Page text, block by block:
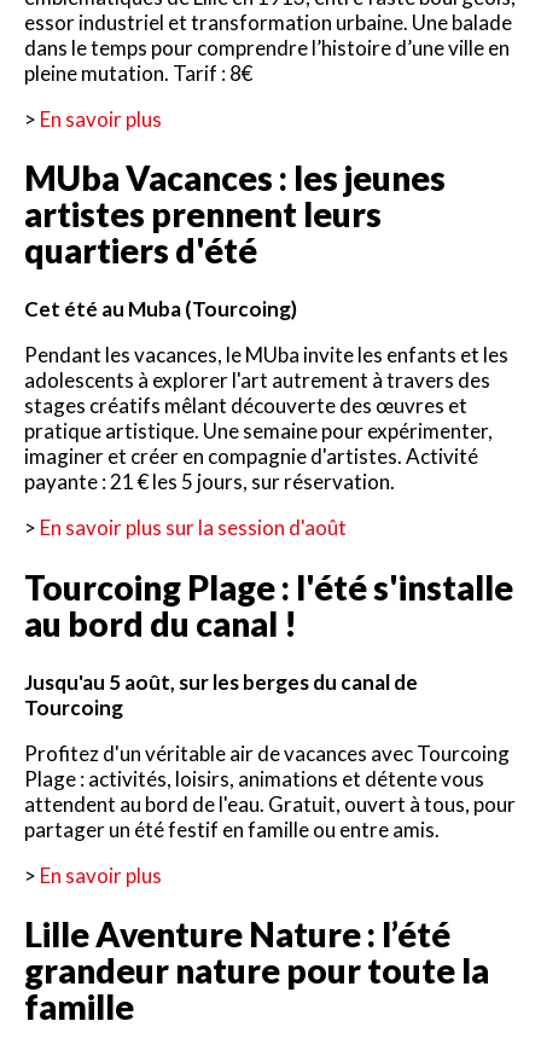
essor industriel et transformation urbaine. Une balade
dans le temps pour comprendre l’histoire d’une ville en
pleine mutation. Tarif : 8€
> En savoir plus
MUba Vacances : les jeunes
artistes prennent leurs
quartiers d'été
Cet été au Muba (Tourcoing)
Pendant les vacances, le MUba invite les enfants et les
adolescents à explorer l'art autrement à travers des
stages créatifs mêlant découverte des œuvres et
pratique artistique. Une semaine pour expérimenter,
imaginer et créer en compagnie d'artistes. Activité
payante : 21 € les 5 jours, sur réservation.
> En savoir plus sur la session d'août
Tourcoing Plage : l'été s'installe
au bord du canal !
Jusqu'au 5 août, sur les berges du canal de
Tourcoing
Profitez d'un véritable air de vacances avec Tourcoing
Plage : activités, loisirs, animations et détente vous
attendent au bord de l'eau. Gratuit, ouvert à tous, pour
partager un été festif en famille ou entre amis.
> En savoir plus
Lille Aventure Nature : l’été
grandeur nature pour toute la
famille